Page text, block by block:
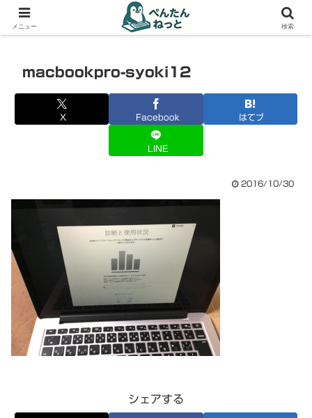
PCやガジェットの備忘録
macbookpro-syoki12
X Facebook はてブ
LINE
2016/10/30
シェアする
メニュー 検索